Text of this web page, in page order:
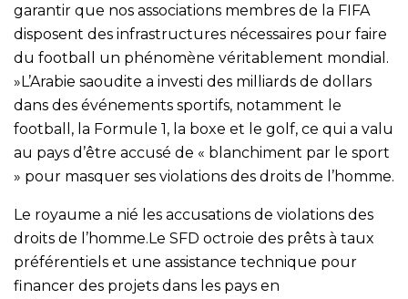
garantir que nos associations membres de la FIFA
disposent des infrastructures nécessaires pour faire
du football un phénomène véritablement mondial.
»L’Arabie saoudite a investi des milliards de dollars
dans des événements sportifs, notamment le
football, la Formule 1, la boxe et le golf, ce qui a valu
au pays d’être accusé de « blanchiment par le sport
» pour masquer ses violations des droits de l’homme.
Le royaume a nié les accusations de violations des
droits de l’homme.Le SFD octroie des prêts à taux
préférentiels et une assistance technique pour
financer des projets dans les pays en